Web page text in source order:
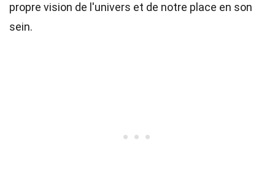
propre vision de l'univers et de notre place en son
sein.